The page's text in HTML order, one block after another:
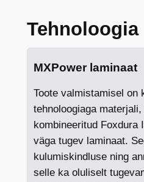
u
s
Tehnoloogia
MXPower laminaat
Toote valmistamisel on
tehnoloogiaga
kombineeritud Foxdura
väga tugev laminaat.
kulumiskindluse ning
selle ka oluliselt